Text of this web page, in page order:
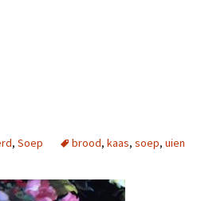
, Soep brood, kaas, soep, uien